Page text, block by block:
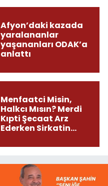
Afyon’daki kazada
yaralananlar
yaşananları ODAK’a
anlattı
Menfaatci Misin,
Halkcı Mısın? Merdi
Kıpti Şecaat Arz
Ederken Sirkatin